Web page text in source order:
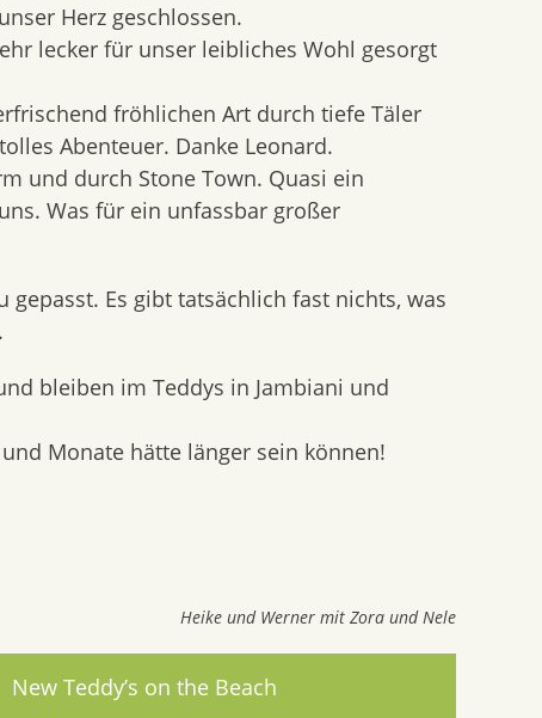
Herz geschlossen.
lecker für unser leibliches Wohl gesorgt
fröhlichen Art durch tiefe Täler
Abenteuer. Danke Leonard.
und durch Stone Town. Quasi ein
Was für ein unfassbar großer
Es gibt tatsächlich fast nichts, was
bleiben im Teddys in Jambiani und
Monate hätte länger sein können!
Heike und Werner mit Zora und Nele
New Teddy’s on the Beach